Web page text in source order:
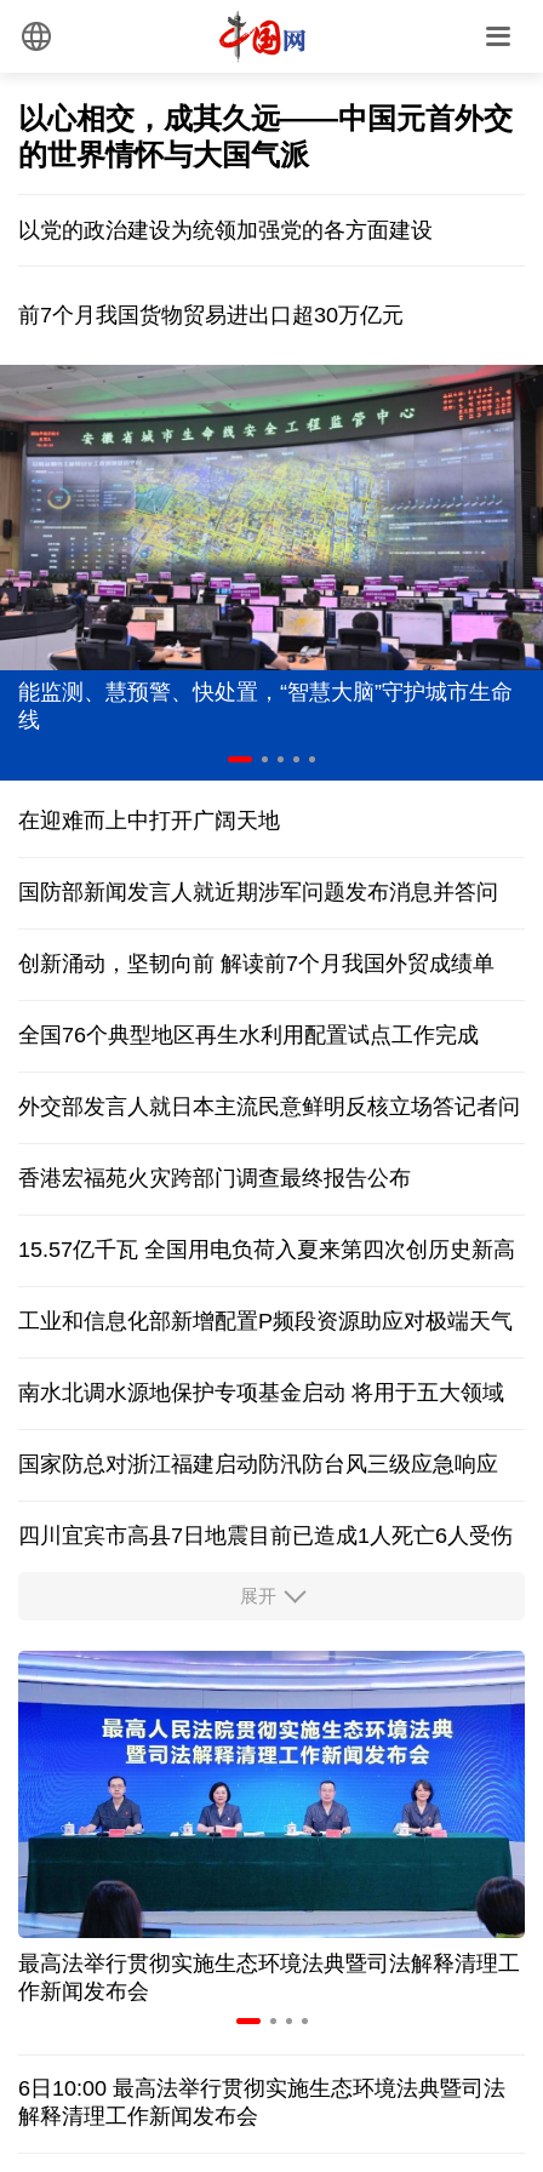
以心相交，成其久远——中国元首外交
的世界情怀与大国气派
以党的政治建设为统领加强党的各方面建设
前7个月我国货物贸易进出口超30万亿元
能监测、慧预警、快处置，“智慧大脑”守护城市生命
线
在迎难而上中打开广阔天地
国防部新闻发言人就近期涉军问题发布消息并答问
创新涌动，坚韧向前 解读前7个月我国外贸成绩单
全国76个典型地区再生水利用配置试点工作完成
外交部发言人就日本主流民意鲜明反核立场答记者问
香港宏福苑火灾跨部门调查最终报告公布
15.57亿千瓦 全国用电负荷入夏来第四次创历史新高
工业和信息化部新增配置P频段资源助应对极端天气
南水北调水源地保护专项基金启动 将用于五大领域
国家防总对浙江福建启动防汛防台风三级应急响应
四川宜宾市高县7日地震目前已造成1人死亡6人受伤
四个关键词解读中国经济韧性
球票撬动全城消费 赛事经济如何将"流量"变"增量"
第五届数贸会将首设Token专区 探索算力贸易新路径
北京：非京籍家庭购房社保个税缴纳年限下调为一年
近346亿元 广东电网交出上半年投资建设亮眼答卷
31省份上半年外贸成绩单出炉 见证产业提质跃迁
俄黑客称获取北约直接参与袭击俄领土的书面证据
展开
最高法举行贯彻实施生态环境法典暨司法解释清理工
作新闻发布会
6日10:00 最高法举行贯彻实施生态环境法典暨司法
解释清理工作新闻发布会